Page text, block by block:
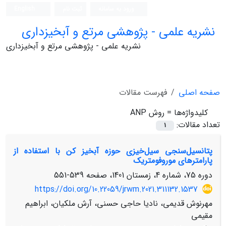
نشریه علمی - پژوهشی مرتع و آبخیزداری
نشریه علمی - پژوهشی مرتع و آبخیزداری
صفحه اصلی
فهرست مقالات
کلیدواژه‌ها = روش ANP
تعداد مقالات:
1
پتانسیل‌سنجی سیل‌خیزی حوزه آبخیز کن با استفاده از
پارامترهای موروفومتریک
دوره 75، شماره 4، زمستان 1401، صفحه
539-551
https://doi.org/10.22059/jrwm.2021.311132.1537
مهرنوش قدیمی، نادیا حاجی حسنی، آرش ملکیان، ابراهیم
مقیمی